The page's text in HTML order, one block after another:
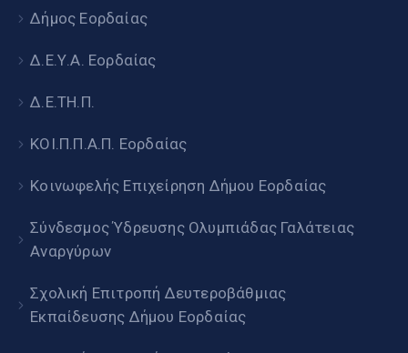
Δήμος Εορδαίας
Δ.Ε.Υ.Α. Εορδαίας
Δ.Ε.ΤΗ.Π.
ΚΟΙ.Π.Π.Α.Π. Εορδαίας
Κοινωφελής Επιχείρηση Δήμου Εορδαίας
Σύνδεσμος Ύδρευσης Ολυμπιάδας Γαλάτειας
Αναργύρων
Σχολική Επιτροπή Δευτεροβάθμιας
Εκπαίδευσης Δήμου Εορδαίας